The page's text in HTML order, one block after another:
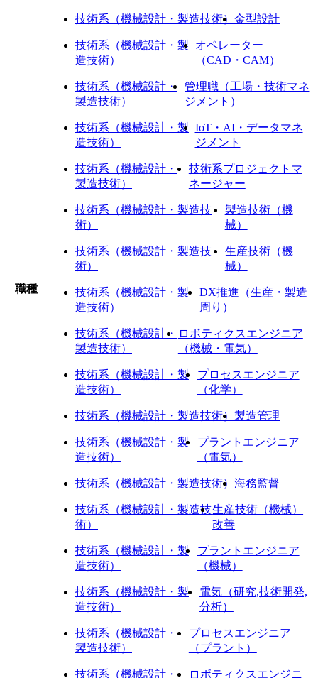
職種
技術系（機械設計・製造技術） 金型設計
技術系（機械設計・製
造技術）
オペレーター
（CAD・CAM）
技術系（機械設計・
製造技術）
管理職（工場・技術マネ
ジメント）
技術系（機械設計・製
造技術）
IoT・AI・データマネ
ジメント
技術系（機械設計・
製造技術）
技術系プロジェクトマ
ネージャー
技術系（機械設計・製造技
術）
製造技術（機
械）
技術系（機械設計・製造技
術）
生産技術（機
械）
技術系（機械設計・製
造技術）
DX推進（生産・製造
周り）
技術系（機械設計・
製造技術）
ロボティクスエンジニア
（機械・電気）
技術系（機械設計・製
造技術）
プロセスエンジニア
（化学）
技術系（機械設計・製造技術） 製造管理
技術系（機械設計・製
造技術）
プラントエンジニア
（電気）
技術系（機械設計・製造技術） 海務監督
技術系（機械設計・製造技
術）
生産技術（機械）
改善
技術系（機械設計・製
造技術）
プラントエンジニア
（機械）
技術系（機械設計・製
造技術）
電気（研究,技術開発,
分析）
技術系（機械設計・
製造技術）
プロセスエンジニア
（プラント）
技術系（機械設計・ ロボティクスエンジニ